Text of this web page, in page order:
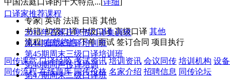
中国法庭口译的十大特点...[详细]
专家| 英语 法语 日语 其他
书籍|初级口译 中级口译 高级口译 其他
流程|在线咨询 下单 面试 签订合同 项目执行
同传课堂 口译经验 考试资讯 培训资讯 会议同传 培训机构 设
同传流程 在线题库 同传价格 名家介绍 招聘信息 同传论坛
口译家推荐课程
2015年石家庄寒假口译集训班
第44期周末笔译培训班
第45期周末三级口译培训班
第46期同声传译培训
第47期周末二级口译班